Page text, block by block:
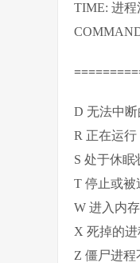
TIME: 进程
D 无法中断
R 正在运行
S 处于休眠
T 停止或被
W 进入内
X 死掉的进
Z 僵尸进程